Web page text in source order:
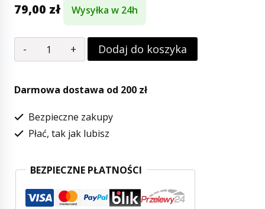
79,00 zł Wysyłka w 24h
ilość
Hulajnoga
Balansowa
R-
koła
Dodaj do koszyka
Darmowa dostawa od 200 zł
Bezpieczne zakupy
Płać, tak jak lubisz
BEZPIECZNE PŁATNOŚCI